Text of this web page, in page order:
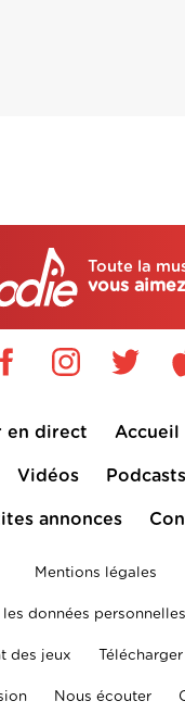
Toute la
vous
en direct Accueil
Vidéos Podcasts
annonces
Mentions légales
les données
des jeux
Nous écouter